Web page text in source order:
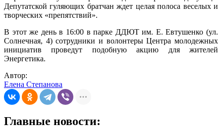
Депутатской гуляющих братчан ждет целая полоса веселых и
творческих «препятствий».
В этот же день в 16:00 в парке ДДЮТ им. Е. Евтушенко (ул.
Солнечная, 4) сотрудники и волонтеры Центра молодежных
инициатив проведут подобную акцию для жителей
Энергетика.
Автор:
Елена Степанова
Главные новости: